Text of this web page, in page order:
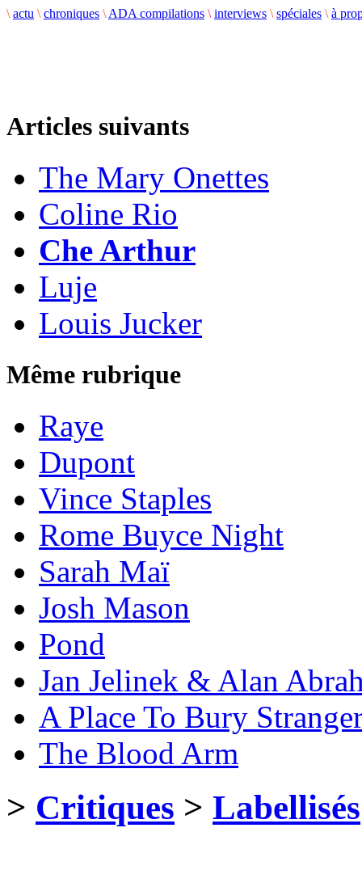
\ actu \ chroniques \ ADA compilations \ interviews \ spéciales \ à
Articles suivants
The Mary Onettes
Coline Rio
Che Arthur
Luje
Louis Jucker
Même rubrique
Raye
Dupont
Vince Staples
Rome Buyce Night
Sarah Maï
Josh Mason
Pond
Jan Jelinek & Alan
A Place To Bury
The Blood Arm
> Critiques > Labellisés